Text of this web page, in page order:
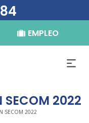
EMPLEO
SECOM 2022
SECOM 2022